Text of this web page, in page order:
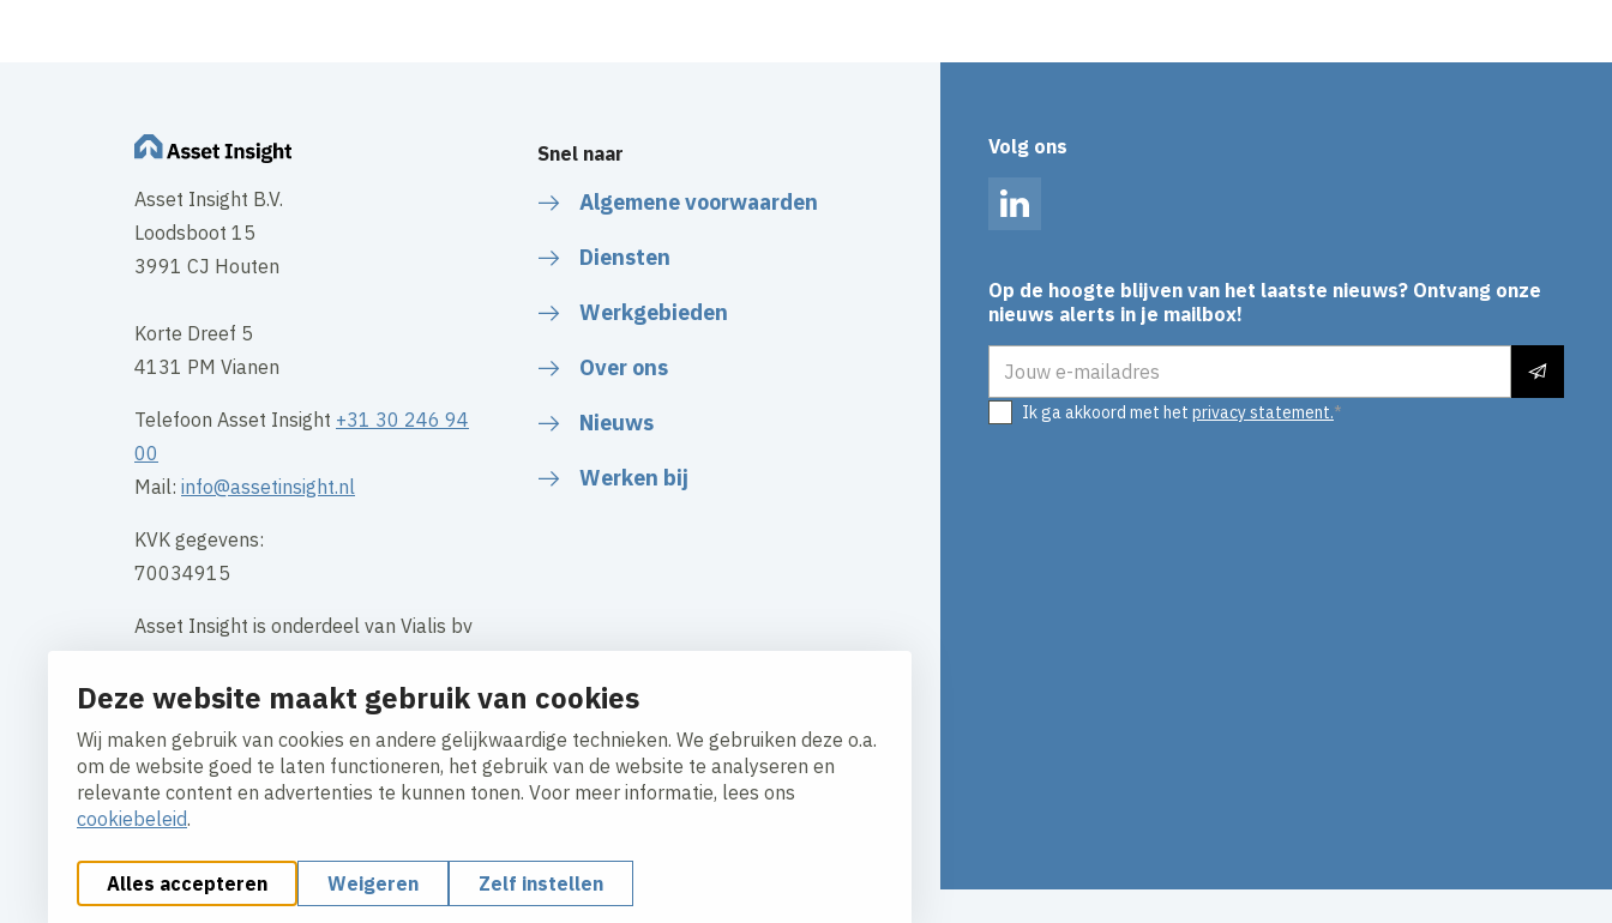
Deze website maakt gebruik van cookies
Wij maken gebruik van cookies en andere gelijkwaardige technieken. We gebruiken deze o.a.
om de website goed te laten functioneren, het gebruik van de website te analyseren en
relevante content en advertenties te kunnen tonen. Voor meer informatie, lees ons
cookiebeleid.
Alles accepteren Weigeren Zelf instellen
Asset Insight B.V.
Loodsboot 15
3991 CJ Houten
Korte Dreef 5
4131 PM Vianen
Telefoon Asset Insight +31 30 246 94
00
Mail: info@assetinsight.nl
KVK gegevens:
70034915
Asset Insight is onderdeel van Vialis bv
Telefoon Vialis algemeen: +31 30 694
35 00
Contact
Snel naar
Algemene voorwaarden
Diensten
Werkgebieden
Over ons
Nieuws
Werken bij
Volg ons
LinkedIn
Op de hoogte blijven van het laatste nieuws? Ontvang onze
nieuws alerts in je mailbox!
Ik ga akkoord met het privacy statement.